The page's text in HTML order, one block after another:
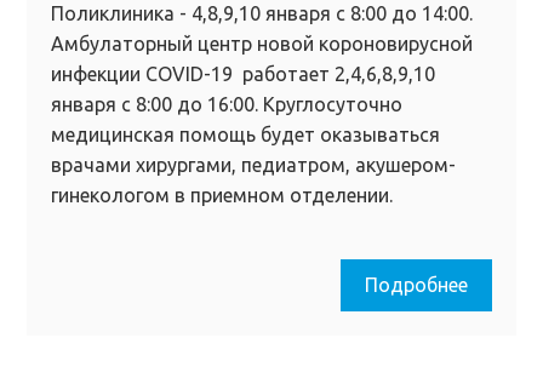
Поликлиника - 4,8,9,10 января с 8:00 до 14:00.
Амбулаторный центр новой короновирусной
инфекции COVID-19 работает 2,4,6,8,9,10
января с 8:00 до 16:00. Круглосуточно
медицинская помощь будет оказываться
врачами хирургами, педиатром, акушером-
гинекологом в приемном отделении.
Подробнее